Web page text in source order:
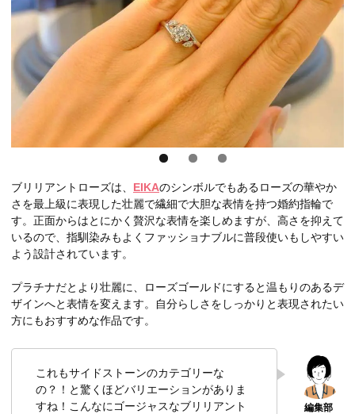
ブリリアントローズは、 EIKAのシンボルでもあるローズの華やか
さを最上級に表現した壮麗で繊細で大胆な表情を持つ婚約指輪で
す。正面からはとにかく贅沢な表情を楽しめますが、高さを抑えて
いるので、指馴染みもよくファッショナブルに普段使いもしやすい
よう設計されています。
プラチナだとより壮麗に、ローズゴールドにすると温もりのあるデ
ザインへと表情を変えます。自分らしさをしっかりと表現されたい
方にもおすすめな作品です。
これもサイドストーンのカテゴリーな
の？！と驚くほどバリエーションがありま
すね！こんなにゴージャスなブリリアント